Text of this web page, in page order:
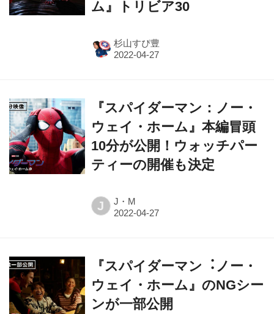
ム』トリビア30
杉山すぴ豊
『スパイダーマン：ノー・
ウェイ・ホーム』本編冒頭
10分が公開！ウォッチパー
ティーの開催も決定
J J・M
『スパイダーマン︓ノー・
ウェイ・ホーム』のNGシー
ンが一部公開